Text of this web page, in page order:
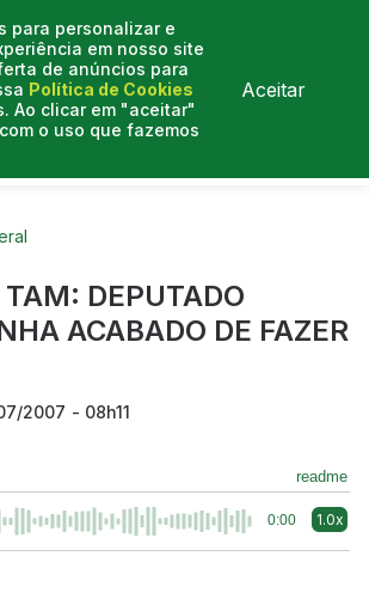
para personalizar e
em nosso site
de anúncios para
Política de Cookies
Ao clicar em "aceitar"
o uso que fazemos
Aceitar
DEPUTADO
ACABADO DE FAZER
2007 - 08h11
readme
0:00 1.0x